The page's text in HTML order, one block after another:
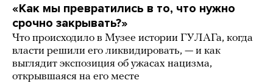
«Как мы превратились в то, что нужно
срочно закрывать?»
Что происходило в Музее истории ГУЛАГа, когда
власти решили его ликвидировать, — и как
выглядит экспозиция об ужасах нацизма,
открывшаяся на его месте